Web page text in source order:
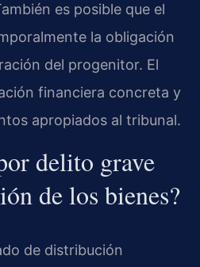
es posible que el
la obligación
del progenitor. El
financiera concreta y
apropiados al tribunal.
delito grave
de los bienes?
de distribución